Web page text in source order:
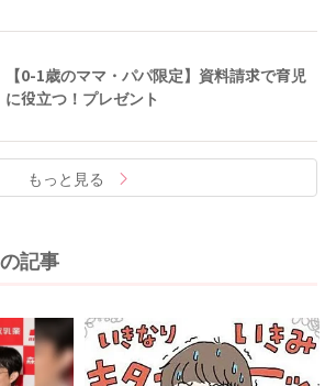
【0-1歳のママ・パパ限定】資料請求で育児
に役立つ！プレゼント
もっと見る
記事